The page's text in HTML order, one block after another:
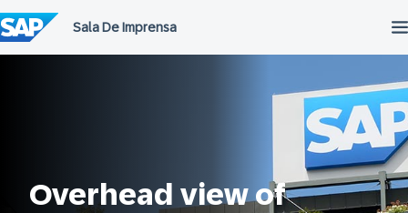
para
o
conteúdo
Overhead view of